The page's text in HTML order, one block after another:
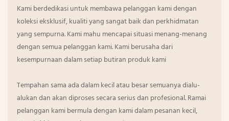
Kami berdedikasi untuk membawa pelanggan kami dengan
koleksi eksklusif, kualiti yang sangat baik dan perkhidmatan
yang sempurna. Kami mahu mencapai situasi menang-menang
dengan semua pelanggan kami. Kami berusaha dari
kesempurnaan dalam setiap butiran produk kami
Tempahan sama ada dalam kecil atau besar semuanya dialu-
alukan dan akan diproses secara serius dan profesional. Ramai
pelanggan kami bermula dengan kami dalam pesanan kecil,